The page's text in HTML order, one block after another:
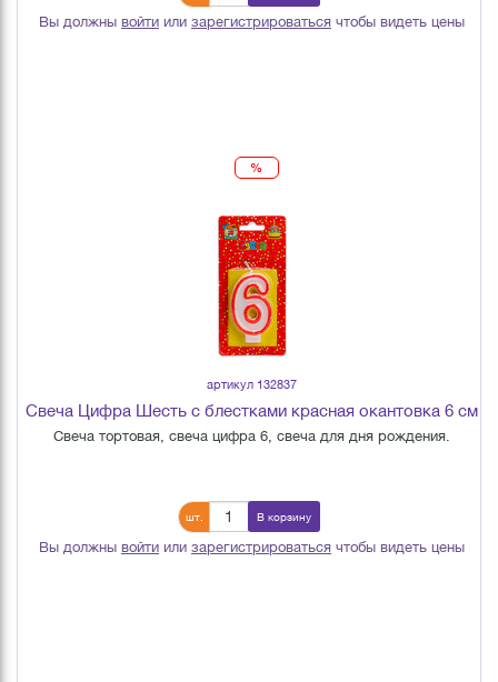
Вы должны войти или зарегистрироваться чтобы видеть цены
%
артикул 132837
Свеча Цифра Шесть с блестками красная окантовка 6 см
Свеча тортовая, свеча цифра 6, свеча для дня рождения.
шт. В корзину
Вы должны войти или зарегистрироваться чтобы видеть цены